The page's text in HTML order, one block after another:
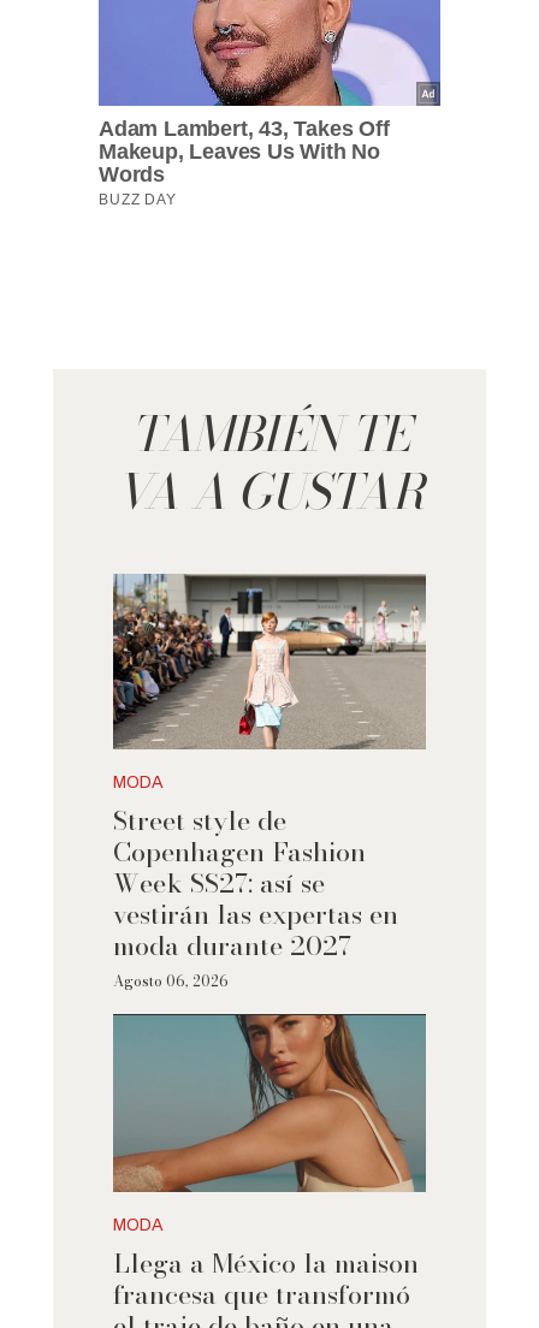
TAMBIÉN TE
VA A GUSTAR
MODA
Street style de
Copenhagen Fashion
Week SS27: así se
vestirán las expertas en
moda durante 2027
Agosto 06, 2026
MODA
Llega a México la maison
francesa que transformó